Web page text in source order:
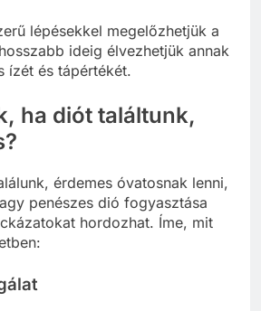
lépésekkel megelőzhetjük a
ideig élvezhetjük annak
ízét és tápértékét.
ha diót találtunk,
érdemes óvatosnak lenni,
penészes dió fogyasztása
hordozhat. Íme, mit